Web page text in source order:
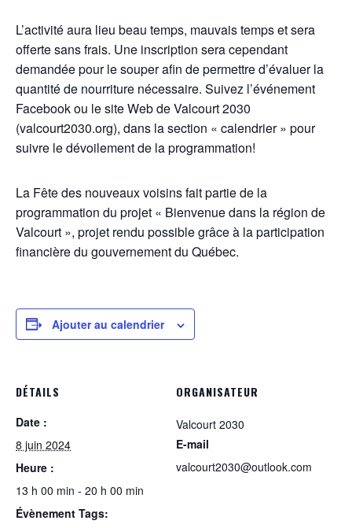
L’activité aura lieu beau temps, mauvais temps et sera
offerte sans frais. Une inscription sera cependant
demandée pour le souper afin de permettre d’évaluer la
quantité de nourriture nécessaire. Suivez l’événement
Facebook ou le site Web de Valcourt 2030
(valcourt2030.org), dans la section « calendrier » pour
suivre le dévoilement de la programmation!
La Fête des nouveaux voisins fait partie de la
programmation du projet « Bienvenue dans la région de
Valcourt », projet rendu possible grâce à la participation
financière du gouvernement du Québec.
Ajouter au calendrier
DÉTAILS
Date :
8 juin 2024
Heure :
13 h 00 min - 20 h 00 min
Évènement Tags:
ORGANISATEUR
Valcourt 2030
E-mail
valcourt2030@outlook.com